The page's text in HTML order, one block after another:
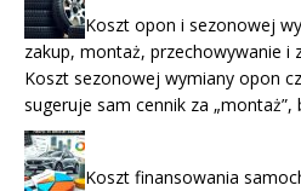
Koszt opon i sezonowej
zakup, montaż, przechowywanie i
Koszt sezonowej wymiany opon
sugeruje sam cennik za „montaż”,
Koszt finansowania